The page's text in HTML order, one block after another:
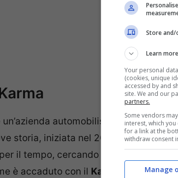
un’azienda automobilistica
storia, iniziata nel 2007 e terminata
il tempo, cercando di dare vita a dei
è accaduto con il Karma.
Store and/
Learn more
Your personal
(cookies, unique
accessed by and
site. We and our
partners.
Some vendors
interest, which
for a link at the
withdraw consent
Manage